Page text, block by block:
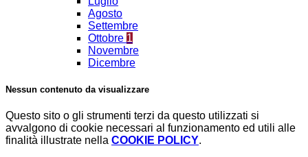
Agosto
Settembre
Ottobre 1
Novembre
Dicembre
Nessun contenuto da visualizzare
Questo sito o gli strumenti terzi da questo utilizzati si
avvalgono di cookie necessari al funzionamento ed utili alle
finalità illustrate nella COOKIE POLICY.